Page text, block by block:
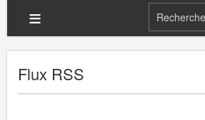
≡
Flux RSS